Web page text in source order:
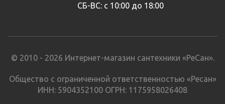
СБ-ВС: с 10:00 до 18:00
© 2010 - 2026 Интернет-магазин сантехники «РеСан».
Общество с ограниченной ответственностью «Ресан»
ИНН: 5904352100 ОГРН: 1175958026408